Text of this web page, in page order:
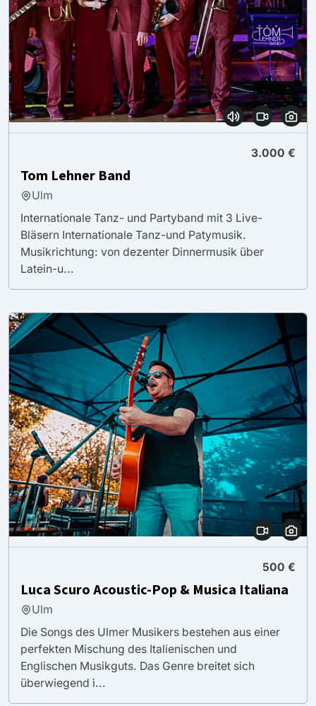
3.000 €
Tom Lehner Band
Ulm
Internationale Tanz- und Partyband mit 3 Live-
Bläsern Internationale Tanz-und Patymusik.
Musikrichtung: von dezenter Dinnermusik über
Latein-u...
500 €
Luca Scuro Acoustic-Pop & Musica Italiana
Ulm
Die Songs des Ulmer Musikers bestehen aus einer
perfekten Mischung des Italienischen und
Englischen Musikguts. Das Genre breitet sich
überwiegend i...